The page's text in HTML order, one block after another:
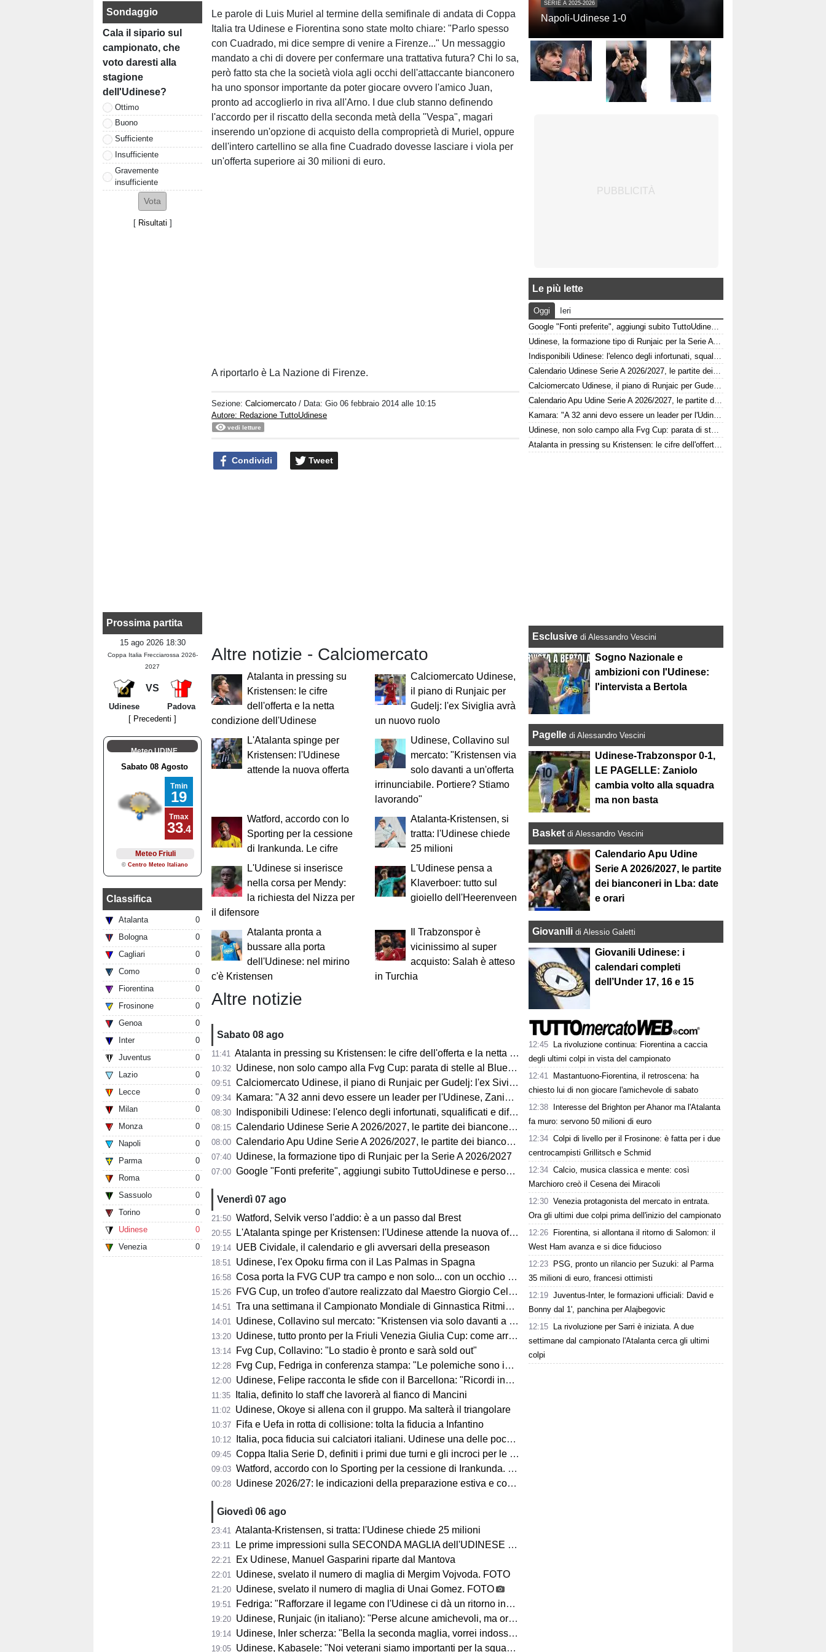
Sondaggio
Cala il sipario sul
campionato, che
voto daresti alla
stagione
dell'Udinese?
Ottimo
Buono
Sufficiente
Insufficiente
Gravemente
insufficiente
[ Risultati ]
Prossima partita
15 ago 2026 18:30
Coppa Italia Frecciarossa 2026-
2027
VS
Udinese
Padova
[ Precedenti ]
Meteo UDINE
Classifica
Atalanta
0
Bologna
0
Cagliari
0
Como
0
Fiorentina
0
Frosinone
0
Genoa
0
Inter
0
Juventus
0
Lazio
0
Lecce
0
Milan
0
Monza
0
Napoli
0
Parma
0
Roma
0
Sassuolo
0
Torino
0
Udinese
0
Venezia
0
Le parole di Luis Muriel al termine della semifinale di andata di Coppa
Italia tra Udinese e Fiorentina sono state molto chiare: "Parlo spesso
con Cuadrado, mi dice sempre di venire a Firenze..." Un messaggio
mandato a chi di dovere per confermare una trattativa futura? Chi lo sa,
però fatto sta che la società viola agli occhi dell'attaccante bianconero
ha uno sponsor importante da poter giocare ovvero l'amico Juan,
pronto ad accoglierlo in riva all'Arno. I due club stanno definendo
l'accordo per il riscatto della seconda metà della "Vespa", magari
inserendo un'opzione di acquisto della comproprietà di Muriel, oppure
dell'intero cartellino se alla fine Cuadrado dovesse lasciare i viola per
un'offerta superiore ai 30 milioni di euro.
A riportarlo è La Nazione di Firenze.
Sezione:Calciomercato / Data:Gio 06 febbraio 2014 alle 10:15
Autore: Redazione TuttoUdinese
vedi letture
Condividi Tweet
Altre notizie - Calciomercato
Atalanta in pressing su
Kristensen: le cifre
dell'offerta e la netta
condizione dell'Udinese
Calciomercato Udinese,
il piano di Runjaic per
Gudelj: l'ex Siviglia avrà
un nuovo ruolo
L'Atalanta spinge per
Kristensen: l'Udinese
attende la nuova offerta
Udinese, Collavino sul
mercato: "Kristensen via
solo davanti a un'offerta
irrinunciabile. Portiere? Stiamo
lavorando"
Watford, accordo con lo
Sporting per la cessione
di Irankunda. Le cifre
Atalanta-Kristensen, si
tratta: l'Udinese chiede
25 milioni
L'Udinese si inserisce
nella corsa per Mendy:
la richiesta del Nizza per
il difensore
L'Udinese pensa a
Klaverboer: tutto sul
gioiello dell'Heerenveen
Atalanta pronta a
bussare alla porta
dell'Udinese: nel mirino
c'è Kristensen
Il Trabzonspor è
vicinissimo al super
acquisto: Salah è atteso
in Turchia
Altre notizie
Sabato 08 ago
11:41 Atalanta in pressing su Kristensen: le cifre dell'offerta e la netta condizione dell'Udinese
10:32 Udinese, non solo campo alla Fvg Cup: parata di stelle al Bluenergy Stadium
09:51 Calciomercato Udinese, il piano di Runjaic per Gudelj: l'ex Siviglia avrà un nuovo ruolo
09:34 Kamara: "A 32 anni devo essere un leader per l'Udinese, Zaniolo ha fatto un'ottima scelta"
08:30 Indisponibili Udinese: l'elenco degli infortunati, squalificati e diffidati
08:15 Calendario Udinese Serie A 2026/2027, le partite dei bianconeri: date e orari
08:00 Calendario Apu Udine Serie A 2026/2027, le partite dei bianconeri in Lba: date e orari
07:40 Udinese, la formazione tipo di Runjaic per la Serie A 2026/2027
07:00 Google "Fonti preferite", aggiungi subito TuttoUdinese e personalizza le tue notizie
Venerdì 07 ago
21:50 Watford, Selvik verso l'addio: è a un passo dal Brest
20:55 L'Atalanta spinge per Kristensen: l'Udinese attende la nuova offerta
19:14 UEB Cividale, il calendario e gli avversari della preseason
18:51 Udinese, l'ex Opoku firma con il Las Palmas in Spagna
16:58 Cosa porta la FVG CUP tra campo e non solo... con un occhio sempre al MERCATO
15:26 FVG Cup, un trofeo d'autore realizzato dal Maestro Giorgio Celiberti
14:51 Tra una settimana il Campionato Mondiale di Ginnastica Ritmica: ci sarà Tara Dragas
14:01 Udinese, Collavino sul mercato: "Kristensen via solo davanti a un'offerta irrinunciabile. Portiere? Stiamo lavorando"
13:20 Udinese, tutto pronto per la Friuli Venezia Giulia Cup: come arrivano Barcellona e Nottingham?
13:14 Fvg Cup, Collavino: "Lo stadio è pronto e sarà sold out"
12:28 Fvg Cup, Fedriga in conferenza stampa: "Le polemiche sono inutili"
12:00 Udinese, Felipe racconta le sfide con il Barcellona: "Ricordi indelebili"
11:35 Italia, definito lo staff che lavorerà al fianco di Mancini
11:02 Udinese, Okoye si allena con il gruppo. Ma salterà il triangolare
10:37 Fifa e Uefa in rotta di collisione: tolta la fiducia a Infantino
10:12 Italia, poca fiducia sui calciatori italiani. Udinese una delle poche eccezioni
09:45 Coppa Italia Serie D, definiti i primi due turni e gli incroci per le friulane
09:03 Watford, accordo con lo Sporting per la cessione di Irankunda. Le cifre
00:28 Udinese 2026/27: le indicazioni della preparazione estiva e cosa ci dicono sul campionato in arrivo
Giovedì 06 ago
23:41 Atalanta-Kristensen, si tratta: l'Udinese chiede 25 milioni
23:11 Le prime impressioni sulla SECONDA MAGLIA dell'UDINESE 2026/2027
22:21 Ex Udinese, Manuel Gasparini riparte dal Mantova
22:01 Udinese, svelato il numero di maglia di Mergim Vojvoda. FOTO
21:20 Udinese, svelato il numero di maglia di Unai Gomez. FOTO
19:51 Fedriga: "Rafforzare il legame con l'Udinese ci dà un ritorno incredibile"
19:20 Udinese, Runjaic (in italiano): "Perse alcune amichevoli, ma ora arrivano le gare che conta vincere"
19:14 Udinese, Inler scherza: "Bella la seconda maglia, vorrei indossarla"
19:05 Udinese, Kabasele: "Noi veterani siamo importanti per la squadra"
SERIE A 2025-2026
Napoli-Udinese 1-0
Le più lette
Oggi
Ieri
Google "Fonti preferite", aggiungi subito TuttoUdinese e personalizza le tue notizie
Udinese, la formazione tipo di Runjaic per la Serie A 2026/2027
Indisponibili Udinese: l'elenco degli infortunati, squalificati e diffidati
Calendario Udinese Serie A 2026/2027, le partite dei bianconeri: date e orari
Calciomercato Udinese, il piano di Runjaic per Gudelj: l'ex Siviglia avrà un nuovo ruolo
Calendario Apu Udine Serie A 2026/2027, le partite dei bianconeri in Lba: date e orari
Kamara: "A 32 anni devo essere un leader per l'Udinese, Zaniolo ha fatto un'ottima scelta"
Udinese, non solo campo alla Fvg Cup: parata di stelle al Bluenergy Stadium
Atalanta in pressing su Kristensen: le cifre dell'offerta e la netta condizione dell'Udinese
Esclusive di Alessandro Vescini
Sogno Nazionale e
ambizioni con l'Udinese:
l'intervista a Bertola
Pagelle di Alessandro Vescini
Udinese-Trabzonspor 0-1,
LE PAGELLE: Zaniolo
cambia volto alla squadra
ma non basta
Basket di Alessandro Vescini
Calendario Apu Udine
Serie A 2026/2027, le partite
dei bianconeri in Lba: date
e orari
Giovanili di Alessio Galetti
Giovanili Udinese: i
calendari completi
dell’Under 17, 16 e 15
12:45
La rivoluzione continua: Fiorentina a caccia
degli ultimi colpi in vista del campionato
12:41
Mastantuono-Fiorentina, il retroscena: ha
chiesto lui di non giocare l'amichevole di sabato
12:38
Interesse del Brighton per Ahanor ma l'Atalanta
fa muro: servono 50 milioni di euro
12:34 Colpi di livello per il Frosinone: è fatta per i due
centrocampisti Grillitsch e Schmid
12:34 Calcio, musica classica e mente: così
Marchioro creò il Cesena dei Miracoli
12:30 Venezia protagonista del mercato in entrata.
Ora gli ultimi due colpi prima dell'inizio del campionato
12:26
Fiorentina, si allontana il ritorno di Salomon: il
West Ham avanza e si dice fiducioso
12:23
PSG, pronto un rilancio per Suzuki: al Parma
35 milioni di euro, francesi ottimisti
12:19 Juventus-Inter, le formazioni ufficiali: David e
Bonny dal 1', panchina per Alajbegovic
12:15
La rivoluzione per Sarri è iniziata. A due
settimane dal campionato l'Atalanta cerca gli ultimi
colpi